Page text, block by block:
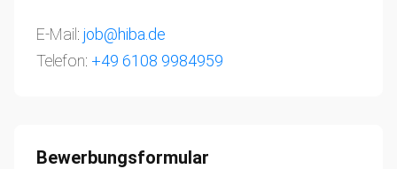
E-Mail: job@hiba.de
Telefon: +49 6108 9984959
Bewerbungsformular